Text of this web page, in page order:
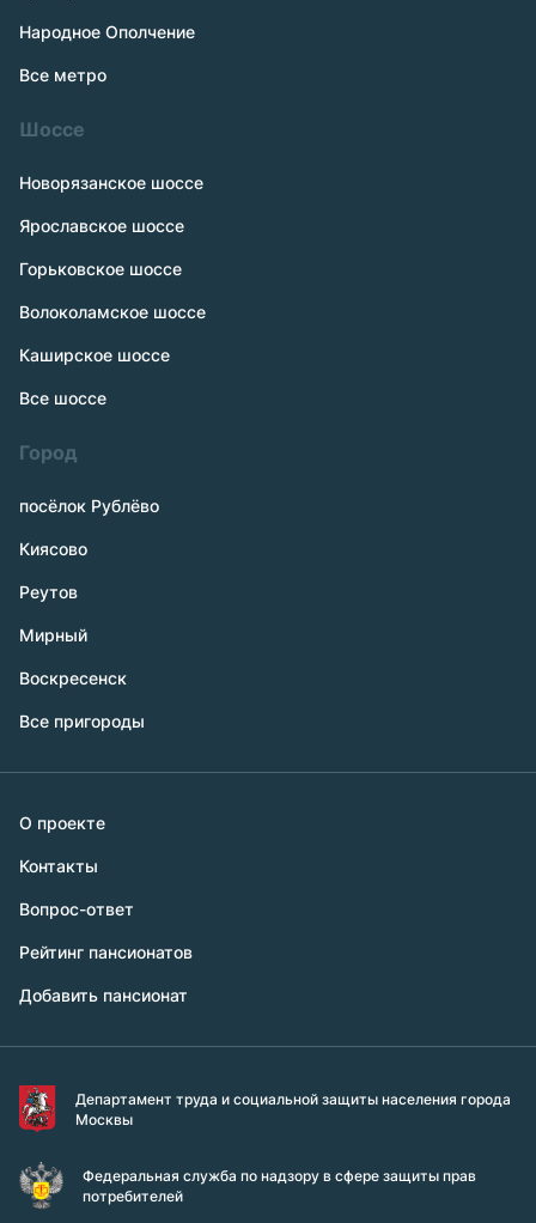
Народное Ополчение
Все метро
Шоссе
Новорязанское шоссе
Ярославское шоссе
Горьковское шоссе
Волоколамское шоссе
Каширское шоссе
Все шоссе
Город
посёлок Рублёво
Киясово
Реутов
Мирный
Воскресенск
Все пригороды
О проекте
Контакты
Вопрос-ответ
Рейтинг пансионатов
Добавить пансионат
Департамент труда и социальной защиты населения города
Москвы
Федеральная служба по надзору в сфере защиты прав
потребителей